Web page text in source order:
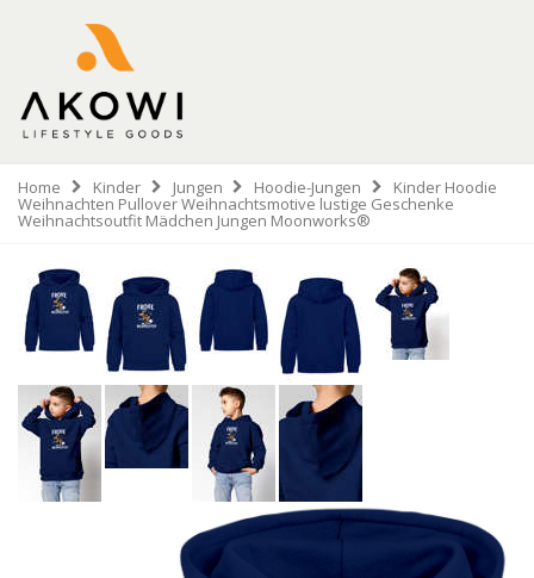
Home Kinder Jungen Hoodie-Jungen Kinder Hoodie
Weihnachten Pullover Weihnachtsmotive lustige Geschenke
Weihnachtsoutfit Mädchen Jungen Moonworks®